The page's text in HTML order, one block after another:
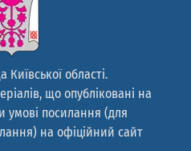
Київської області.
що опубліковані на
умові посилання (для
на офіційний сайт